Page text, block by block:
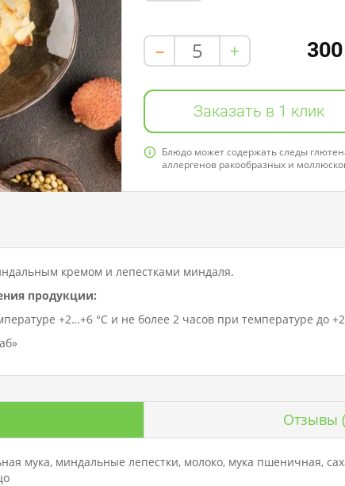
- +
Заказать в 1 клик
Блюдо может содержать следы
аллергенов ракообразных и
кремом и лепестками миндаля.
продукции:
+2…+6 °C и не более 2 часов при температуре до
Отзывы
мука, миндальные лепестки, молоко, мука пшеничная,